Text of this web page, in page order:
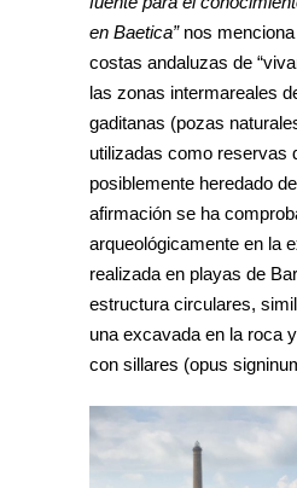
en Baetica” nos
costas andaluzas de
las zonas intermareales
gaditanas (pozas
utilizadas como reservas
posiblemente heredado
afirmación se ha
arqueológicamente en la
realizada en playas de
estructura circulares,
una excavada en la roca
con sillares (opus